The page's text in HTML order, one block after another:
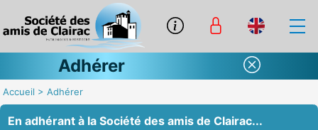
Adhérer
Accueil > Adhérer
En adhérant à la Société des amis de Clairac...